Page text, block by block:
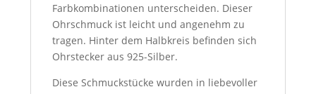
Farbkombinationen unterscheiden. Dieser
Ohrschmuck ist leicht und angenehm zu
tragen. Hinter dem Halbkreis befinden sich
Ohrstecker aus 925-Silber.
Diese Schmuckstücke wurden in liebevoller